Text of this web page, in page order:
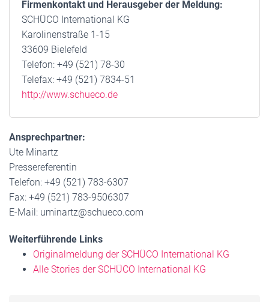
Firmenkontakt und Herausgeber der Meldung:
SCHÜCO International KG
Karolinenstraße 1-15
33609 Bielefeld
Telefon: +49 (521) 78-30
Telefax: +49 (521) 7834-51
http://www.schueco.de
Ansprechpartner:
Ute Minartz
Pressereferentin
Telefon: +49 (521) 783-6307
Fax: +49 (521) 783-9506307
E-Mail: uminartz@schueco.com
Weiterführende Links
Originalmeldung der SCHÜCO International KG
Alle Stories der SCHÜCO International KG